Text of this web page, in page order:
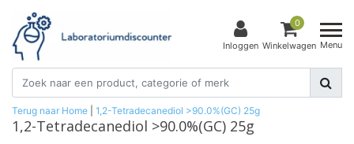
Inloggen
0
Winkelwagen Menu
Terug naar Home 1,2-Tetradecanediol >90.0%(GC) 25g
1,2-Tetradecanediol >90.0%(GC) 25g